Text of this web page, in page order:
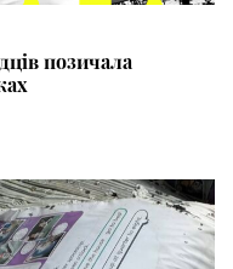
позичала